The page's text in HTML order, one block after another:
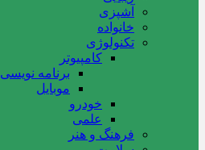
آشپزی
خانواده
تکنولوژی
کامپیوتر
برنامه نویسی
موبایل
خودرو
علمی
فرهنگ و هنر